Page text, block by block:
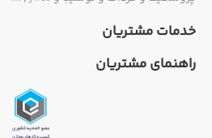
خدمات مشتریان
راهنمای مشتریان